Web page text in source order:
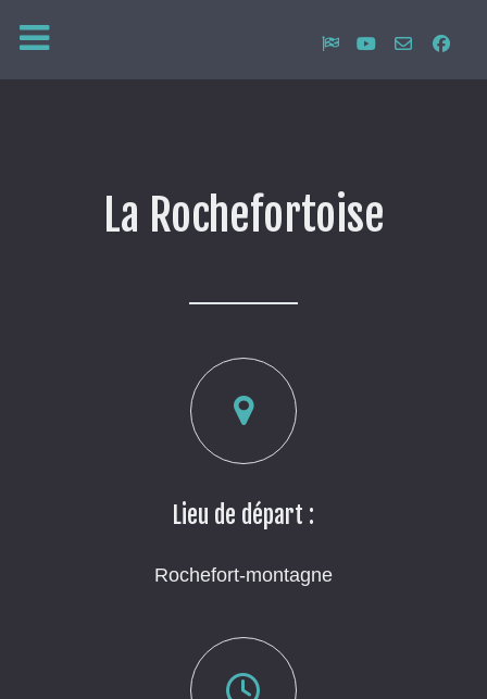
La Rochefortoise
Lieu de départ :
Rochefort-montagne